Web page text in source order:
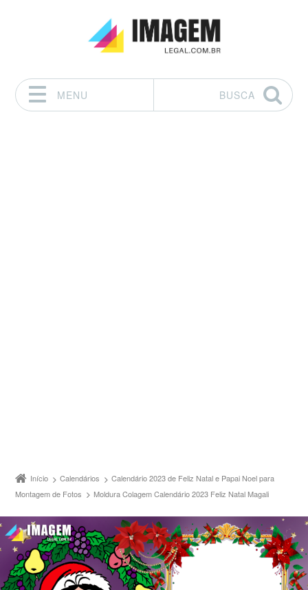
MENU
BUSCA
Início Calendários
Calendário 2023 de Feliz Natal e Papai Noel para
Montagem de Fotos
Moldura Colagem Calendário 2023 Feliz Natal Magali